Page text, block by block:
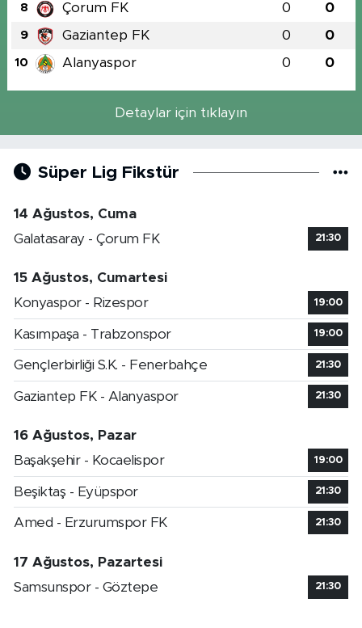
8 Çorum FK 0 0
9 Gaziantep FK 0 0
10 Alanyaspor 0 0
Detaylar için tıklayın
Süper Lig Fikstür
14 Ağustos, Cuma
Galatasaray - Çorum FK
21:30
15 Ağustos, Cumartesi
Konyaspor - Rizespor
19:00
Kasımpaşa - Trabzonspor 19:00
Gençlerbirliği S.K. - Fenerbahçe 21:30
Gaziantep FK - Alanyaspor 21:30
16 Ağustos, Pazar
Başakşehir - Kocaelispor
19:00
Beşiktaş - Eyüpspor 21:30
Amed - Erzurumspor FK 21:30
17 Ağustos, Pazartesi
Samsunspor - Göztepe
21:30